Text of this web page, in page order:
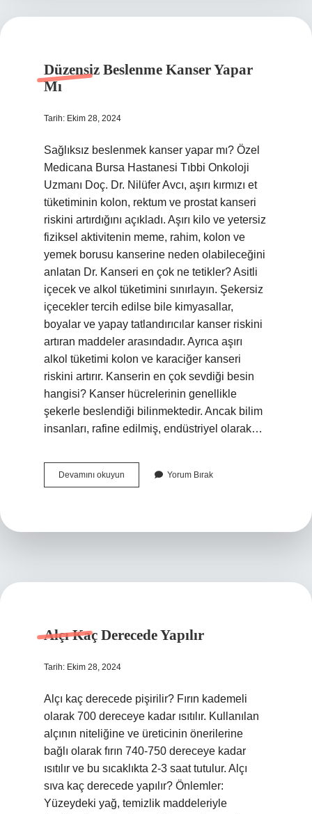
Düzensiz Beslenme Kanser Yapar
Mı
Tarih: Ekim 28, 2024
Sağlıksız beslenmek kanser yapar mı? Özel
Medicana Bursa Hastanesi Tıbbi Onkoloji
Uzmanı Doç. Dr. Nilüfer Avcı, aşırı kırmızı et
tüketiminin kolon, rektum ve prostat kanseri
riskini artırdığını açıkladı. Aşırı kilo ve yetersiz
fiziksel aktivitenin meme, rahim, kolon ve
yemek borusu kanserine neden olabileceğini
anlatan Dr. Kanseri en çok ne tetikler? Asitli
içecek ve alkol tüketimini sınırlayın. Şekersiz
içecekler tercih edilse bile kimyasallar,
boyalar ve yapay tatlandırıcılar kanser riskini
artıran maddeler arasındadır. Ayrıca aşırı
alkol tüketimi kolon ve karaciğer kanseri
riskini artırır. Kanserin en çok sevdiği besin
hangisi? Kanser hücrelerinin genellikle
şekerle beslendiği bilinmektedir. Ancak bilim
insanları, rafine edilmiş, endüstriyel olarak…
Devamını okuyun Düzensiz
Beslenme
Yorum Bırak
Alçı Kaç Derecede Yapılır
Tarih: Ekim 28, 2024
Alçı kaç derecede pişirilir? Fırın kademeli
olarak 700 dereceye kadar ısıtılır. Kullanılan
alçının niteliğine ve üreticinin önerilerine
bağlı olarak fırın 740-750 dereceye kadar
ısıtılır ve bu sıcaklıkta 2-3 saat tutulur. Alçı
sıva kaç derecede yapılır? Önlemler:
Yüzeydeki yağ, temizlik maddeleriyle